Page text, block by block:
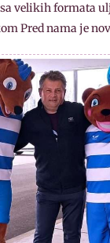
velikih formata
Pred nama je